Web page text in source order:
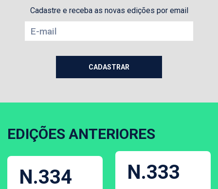
Cadastre e receba as novas edições por email
EDIÇÕES ANTERIORES
N.334 N.333